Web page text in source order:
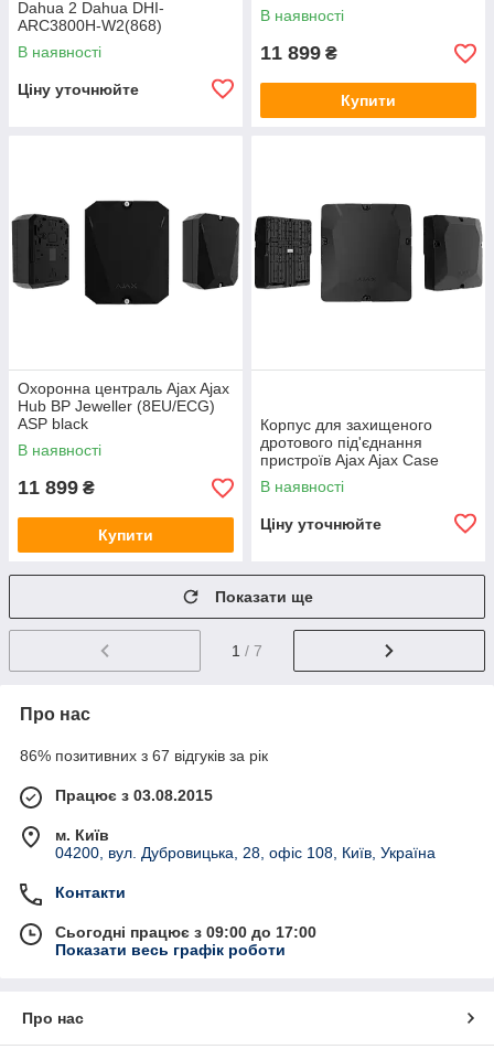
Dahua 2 Dahua DHI-
ARC3800H-W2(868)
В наявності
Ціну уточнюйте
В наявності
11 899 ₴
Купити
Охоронна централь Ajax Ajax
Hub BP Jeweller (8EU/ECG)
ASP black
В наявності
11 899 ₴
Купити
Корпус для захищеного
дротового під'єднання
пристроїв Ajax Ajax Case
(430×400×133) black
В наявності
Ціну уточнюйте
Показати ще
1 / 7
Про нас
86% позитивних з 67 відгуків за рік
Працює з 03.08.2015
м. Київ
04200, вул. Дубровицька, 28, офіс 108, Київ, Україна
Контакти
Сьогодні працює з 09:00 до 17:00
Показати весь графік роботи
Про нас